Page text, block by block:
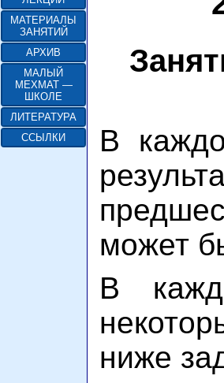
МАТЕРИАЛЫ
ЗАНЯТИЙ
АРХИВ
МАЛЫЙ
МЕХМАТ —
ШКОЛЕ
ЛИТЕРАТУРА
ССЫЛКИ
В
может
В
ниже